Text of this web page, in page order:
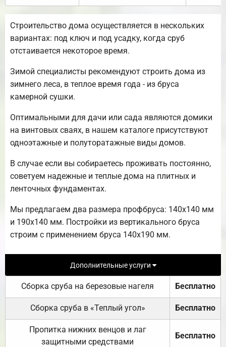
Строительство дома осуществляется в нескольких
вариантах: под ключ и под усадку, когда сруб
отстаивается некоторое время.
Зимой специалисты рекомендуют строить дома из
зимнего леса, в теплое время года - из бруса
камерной сушки.
Оптимальными для дачи или сада являются домики
на винтовых сваях, в нашем каталоге присутствуют
одноэтажные и полуторатажные виды домов.
В случае если вы собираетесь проживать постоянно,
советуем надежные и теплые дома на плитных и
ленточных фундаментах.
Мы предлагаем два размера профбруса: 140х140 мм
и 190х140 мм. Постройки из вертикального бруса
строим с применением бруса 140х190 мм.
Дополнительные услуги
Сборка сруба на березовые нагеля Бесплатно
Сборка сруба в «Теплый угол» Бесплатно
Пропитка нижних венцов и лаг
защитными средствами
Бесплатно